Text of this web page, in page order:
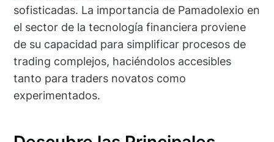
sofisticadas. La importancia de Pamadolexio en
el sector de la tecnología financiera proviene
de su capacidad para simplificar procesos de
trading complejos, haciéndolos accesibles
tanto para traders novatos como
experimentados.